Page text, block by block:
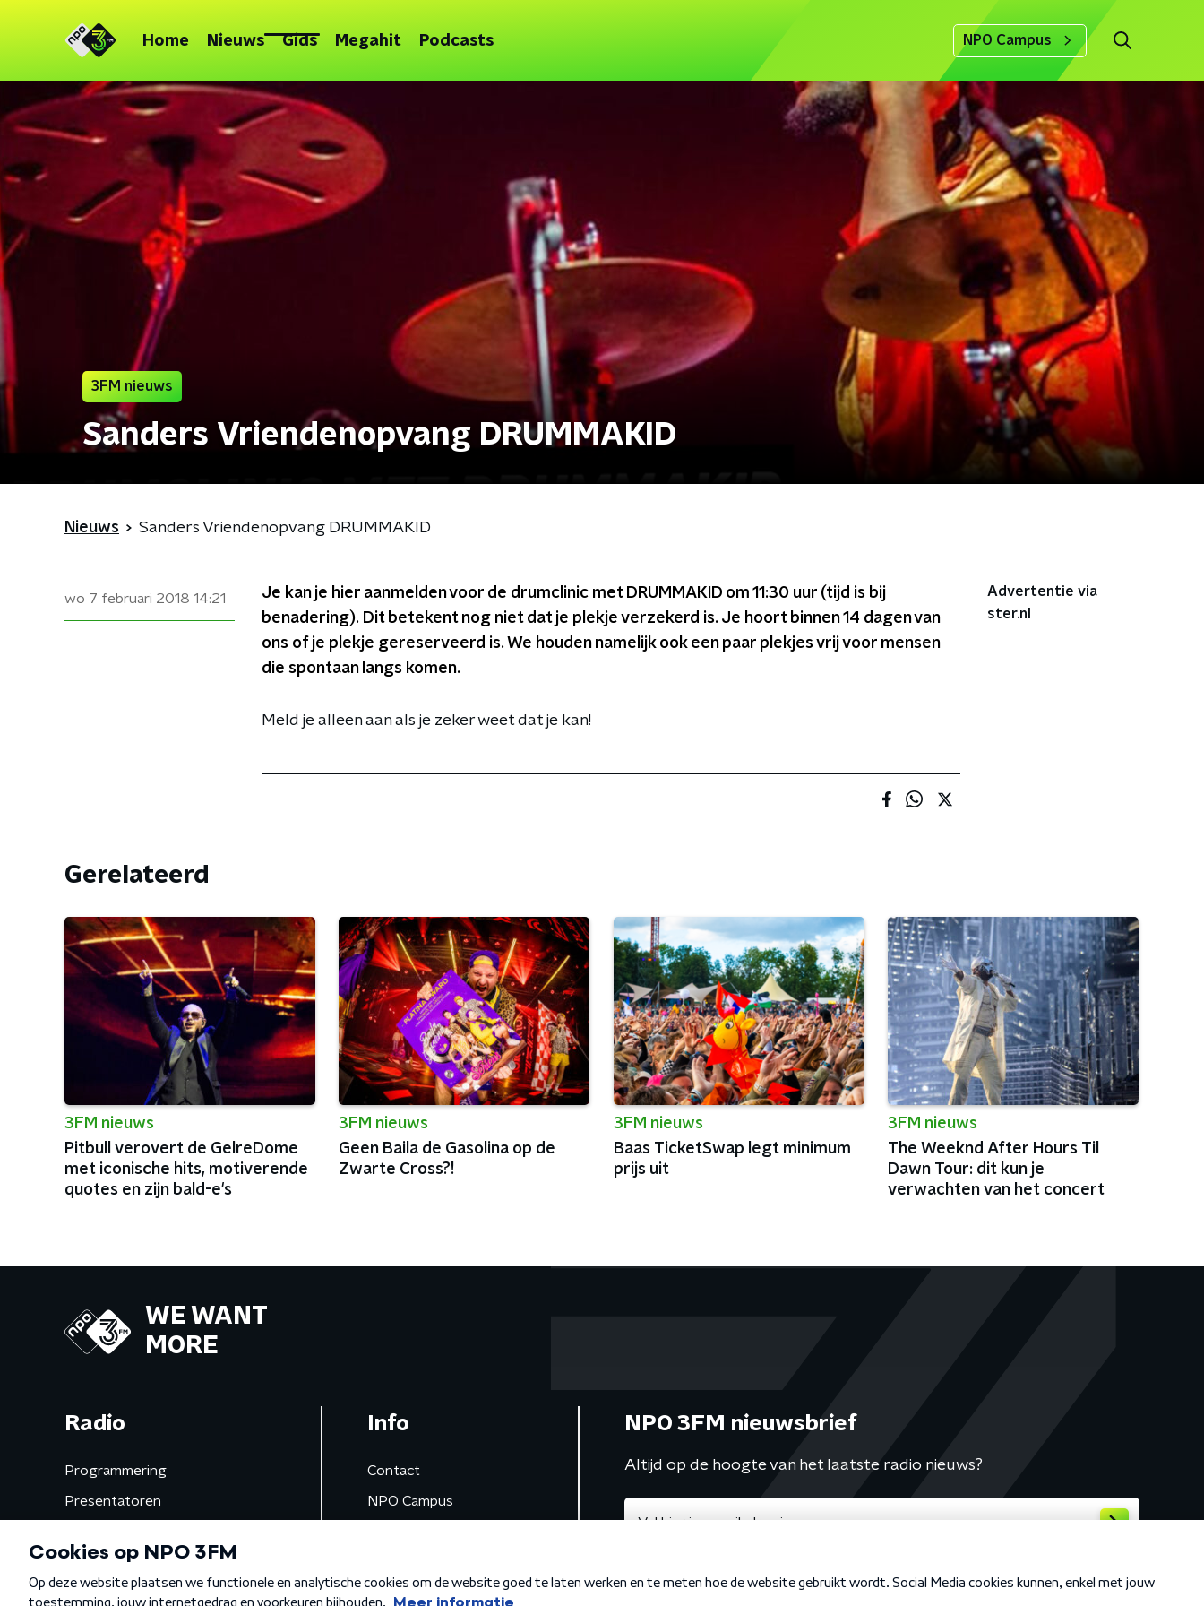
Home Nieuws Gids Megahit Podcasts NPO Campus
3FM nieuws
Sanders Vriendenopvang DRUMMAKID
Nieuws Sanders Vriendenopvang DRUMMAKID
wo 7 februari 2018 14:21
Je kan je hier aanmelden voor de drumclinic met DRUMMAKID om 11:30 uur (tijd is bij
benadering). Dit betekent nog niet dat je plekje verzekerd is. Je hoort binnen 14 dagen van
ons of je plekje gereserveerd is. We houden namelijk ook een paar plekjes vrij voor mensen
die spontaan langs komen.
Meld je alleen aan als je zeker weet dat je kan!
Advertentie via
ster.nl
Gerelateerd
3FM nieuws
Pitbull verovert de GelreDome
met iconische hits, motiverende
quotes en zijn bald-e's
3FM nieuws
Geen Baila de Gasolina op de
Zwarte Cross?!
3FM nieuws
Baas TicketSwap legt minimum
prijs uit
3FM nieuws
The Weeknd After Hours Til
Dawn Tour: dit kun je
verwachten van het concert
WE WANT
MORE
Radio
Programmering
Presentatoren
Gemist
Info
Contact
NPO Campus
NPO 3FM nieuwsbrief
Altijd op de hoogte van het laatste radio nieuws?